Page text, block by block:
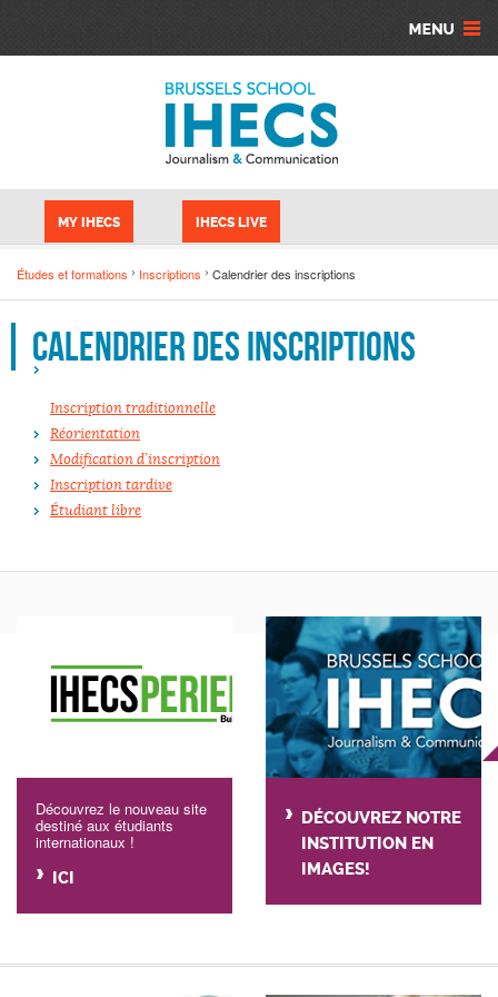
MY IHECS IHECS LIVE
Études et formations Inscriptions Calendrier des inscriptions
Calendrier des inscriptions
Inscription traditionnelle
Réorientation
Modification d’inscription
Inscription tardive
Étudiant libre
Découvrez le nouveau site
destiné aux étudiants
internationaux !
ICI
DÉCOUVREZ NOTRE
INSTITUTION EN
IMAGES!